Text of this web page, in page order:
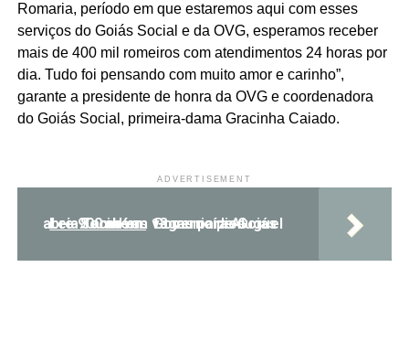
Romaria, período em que estaremos aqui com esses
serviços do Goiás Social e da OVG, esperamos receber
mais de 400 mil romeiros com atendimentos 24 horas por
dia. Tudo foi pensando com muito amor e carinho”,
garante a presidente de honra da OVG e coordenadora
do Goiás Social, primeira-dama Gracinha Caiado.
ADVERTISEMENT
Leia Também:
Governo de Goiás abre 900 novas vagas para Aluguel Social em 13 municípios